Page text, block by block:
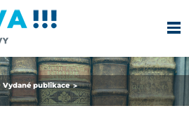
Vydané publikace >